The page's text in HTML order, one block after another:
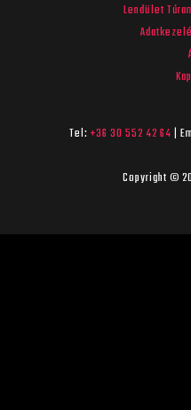
Lendület
Tel: +36 30 552 42 64 |
Copyright ©